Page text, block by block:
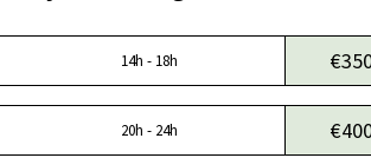
14h - 18h
20h - 24h